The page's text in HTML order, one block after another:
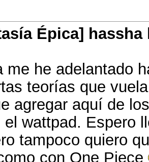
Épica] hassha
me he adelantado
teorías que
agregar aquí de
el wattpad. Espero
tampoco quiero
con One Piece